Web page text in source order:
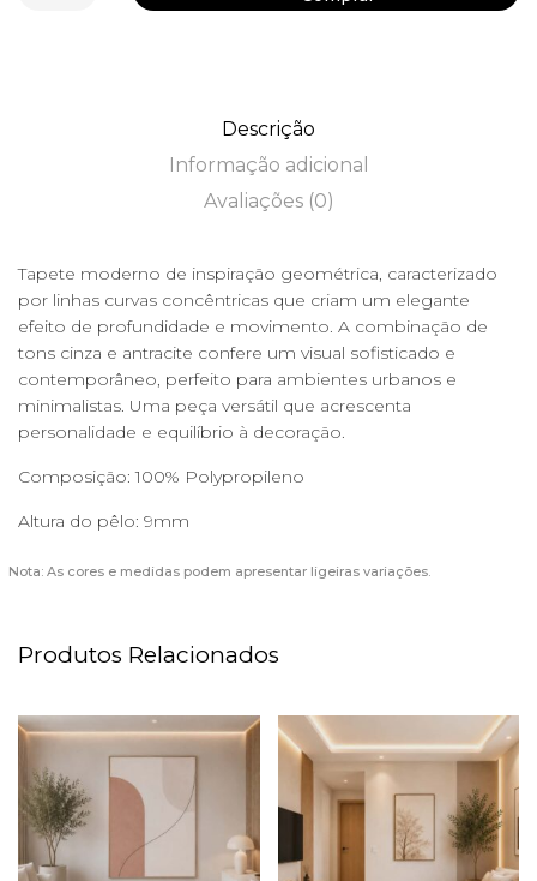
Descrição
Informação adicional
Avaliações (0)
Tapete moderno de inspiração geométrica, caracterizado
por linhas curvas concêntricas que criam um elegante
efeito de profundidade e movimento. A combinação de
tons cinza e antracite confere um visual sofisticado e
contemporâneo, perfeito para ambientes urbanos e
minimalistas. Uma peça versátil que acrescenta
personalidade e equilíbrio à decoração.
Composição: 100% Polypropileno
Altura do pêlo: 9mm
Nota: As cores e medidas podem apresentar ligeiras variações.
Produtos Relacionados